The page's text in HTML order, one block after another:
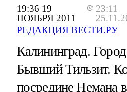
19:36 19
НОЯБРЯ 2011
23:11
РЕДАКЦИЯ ВЕСТИ.РУ
Калининград.
Бывший Тильзит.
посредине Немана